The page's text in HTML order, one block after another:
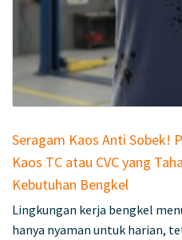
Seragam Kaos Anti Sobek!
Kaos TC atau CVC yang
Kebutuhan Bengkel
Lingkungan kerja bengkel
hanya nyaman untuk harian,